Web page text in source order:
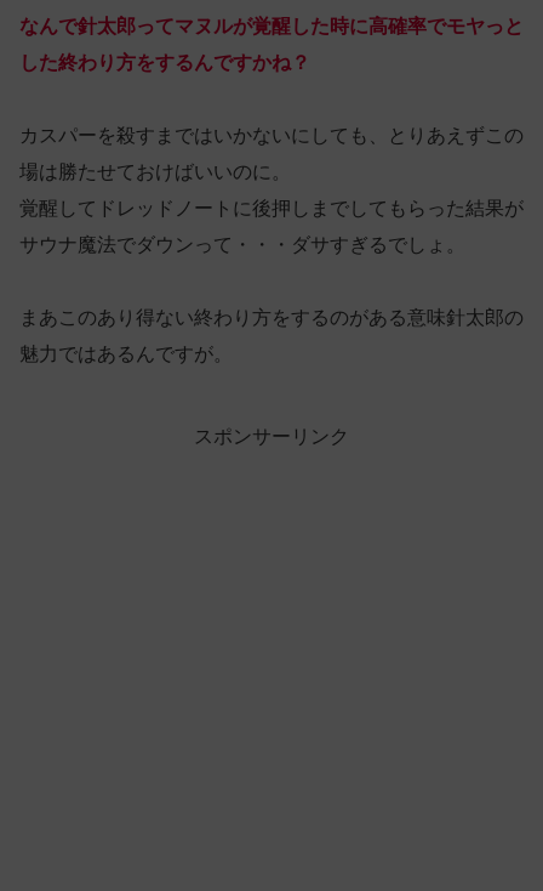
なんで針太郎ってマヌルが覚醒した時に高確率でモヤっと
した終わり方をするんですかね？
カスパーを殺すまではいかないにしても、とりあえずこの
場は勝たせておけばいいのに。
覚醒してドレッドノートに後押しまでしてもらった結果が
サウナ魔法でダウンって・・・ダサすぎるでしょ。
まあこのあり得ない終わり方をするのがある意味針太郎の
魅力ではあるんですが。
スポンサーリンク